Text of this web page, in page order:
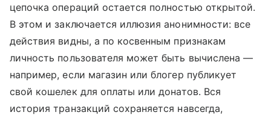
цепочка операций остается полностью открытой.
В этом и заключается иллюзия анонимности: все
действия видны, а по косвенным признакам
личность пользователя может быть вычислена —
например, если магазин или блогер публикует
свой кошелек для оплаты или донатов. Вся
история транзакций сохраняется навсегда,